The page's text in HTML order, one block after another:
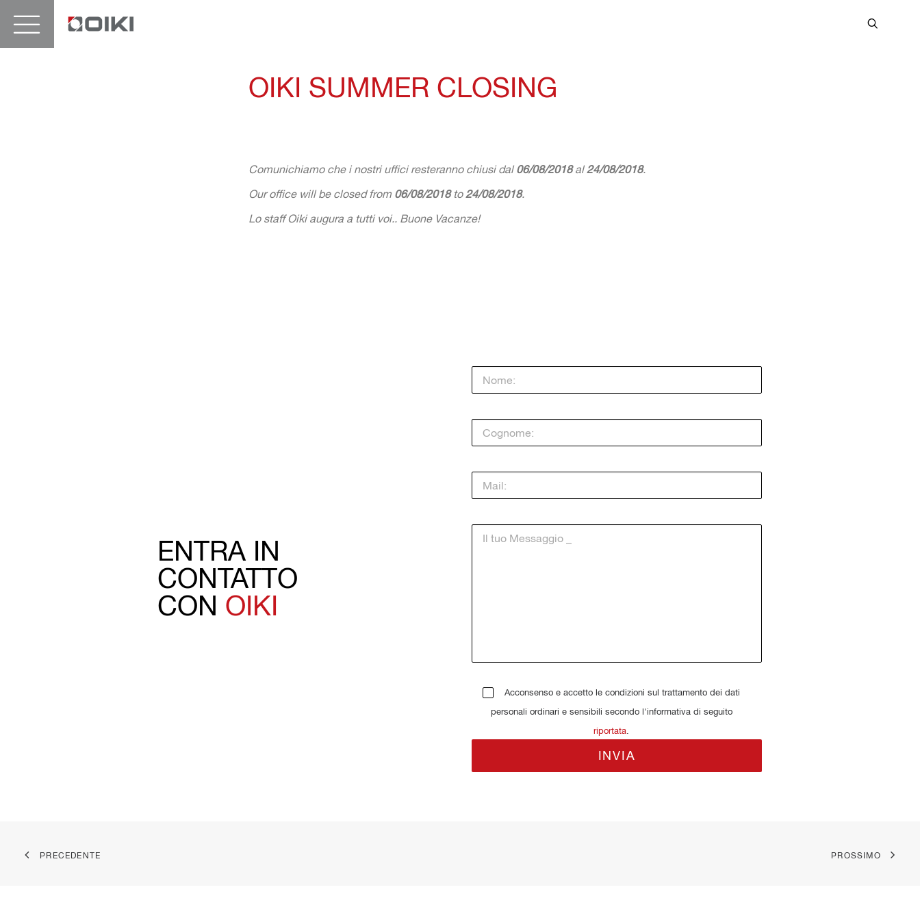
OIKI SUMMER CLOSING
Comunichiamo che i nostri uffici resteranno chiusi dal 06/08/2018al 24/08/2018.
Our office will be closed from 06/08/2018to 24/08/2018.
Lo staff Oiki augura a tutti voi.. Buone Vacanze!
ENTRA IN
CONTATTO
CON OIKI
Acconsenso e accetto le condizioni sul trattamento dei dati
personali ordinari e sensibili secondo l'informativa di seguito
riportata.
PRECEDENTE PROSSIMO